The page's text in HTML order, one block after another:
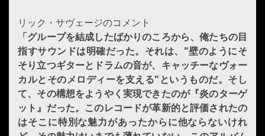
リック・サヴェージのコメント
「グループを結成したばかりのころから、俺たちの目
指すサウンドは明確だった。それは、"壁のようにそ
そり立つギターとドラムの音が、キャッチーなヴォー
カルとそのメロディーを支える"というものだ。そし
て、その構想をようやく実現できたのが『炎のターゲ
ット』だった。このレコードが革新的と評価されたの
はそこに特別な魅力があったからに他ならないけれ